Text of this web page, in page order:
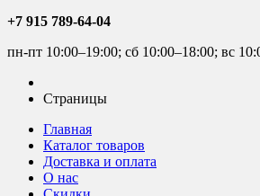
+7 915 789-64-04
пн-пт 10:00–19:00; сб 10:00–18:00; вс
Страницы
Главная
Каталог товаров
Доставка и оплата
О нас